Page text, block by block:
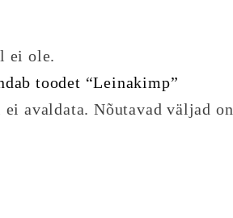
ei ole.
toodet “Leinakimp”
ei avaldata. Nõutavad väljad on